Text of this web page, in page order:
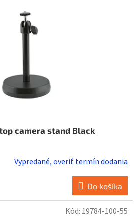
camera stand Black
Vypredané, overiť termín dodania
Do košíka
Kód: 19784-100-55